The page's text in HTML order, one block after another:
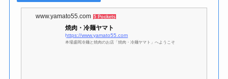
www.yamato55.com 5 Pockets
焼肉・冷麺ヤマト
https://www.yamato55.com
本場盛岡冷麺と焼肉のお店「焼肉・冷麺ヤマト」へようこそ